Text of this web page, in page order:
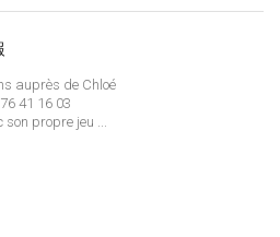
auprès de Chloé
41 16 03
propre jeu ...
de la CASAS
2月15日
2月15日|フィンランド